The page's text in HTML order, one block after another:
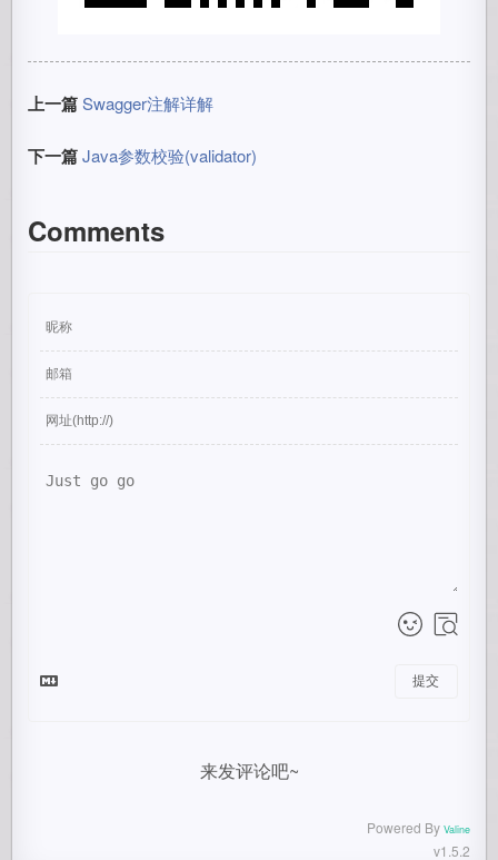
上一篇 Swagger注解详解
下一篇 Java参数校验(validator)
Comments
提交
来发评论吧~
Powered By Valine
v1.5.2